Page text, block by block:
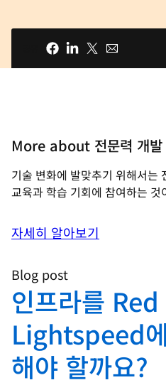
More about 전문력 개발
기술 변화에 발맞추기 위해서는
교육과 학습 기회에 참여하는 것
자세히 알아보기
Blog post
인프라를
Lightspeed
해야 할까요?